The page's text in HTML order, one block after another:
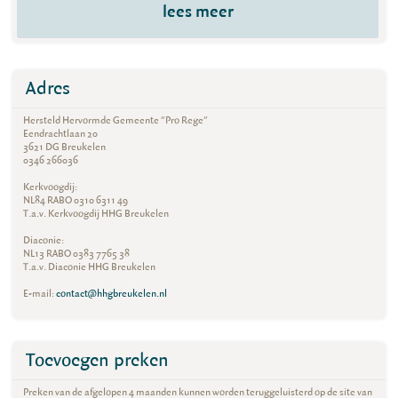
lees meer
Adres
Hersteld Hervormde Gemeente "Pro Rege"
Eendrachtlaan 20
3621 DG Breukelen
0346 266036
Kerkvoogdij:
NL84 RABO 0310 6311 49
T.a.v. Kerkvoogdij HHG Breukelen
Diaconie:
NL13 RABO 0383 7765 38
T.a.v. Diaconie HHG Breukelen
E-mail:contact@hhgbreukelen.nl
Toevoegen preken
Preken van de afgelopen 4 maanden kunnen worden teruggeluisterd op de site van